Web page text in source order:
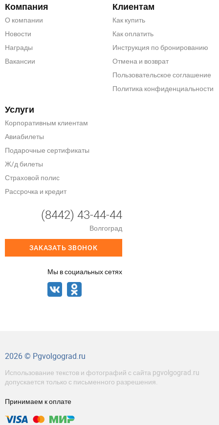
Компания
О компании
Новости
Награды
Вакансии
Клиентам
Как купить
Как оплатить
Инструкция по бронированию
Отмена и возврат
Пользовательское соглашение
Политика конфиденциальности
Услуги
Корпоративным клиентам
Авиабилеты
Подарочные сертификаты
Ж/д билеты
Страховой полис
Рассрочка и кредит
(8442) 43-44-44
Волгоград
ЗАКАЗАТЬ ЗВОНОК
Мы в социальных сетях
2026 © Pgvolgograd.ru
Использование текстов и фотографий с сайта pgvolgograd.ru
допускается только с письменного разрешения.
Принимаем к оплате